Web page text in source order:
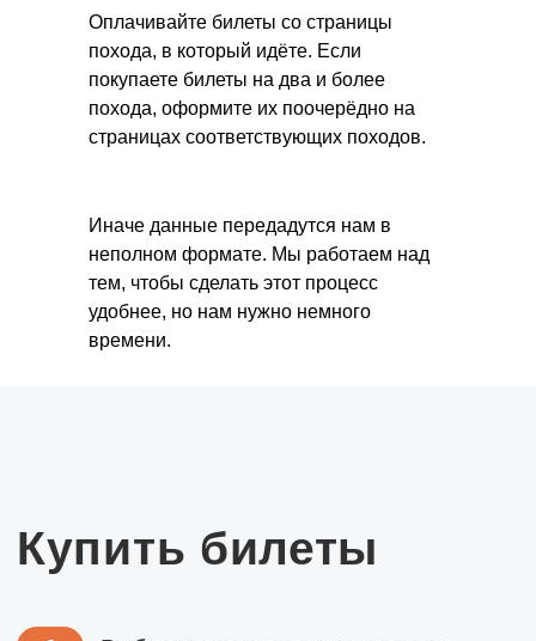
Оплачивайте билеты со страницы
похода, в который идёте. Если
покупаете билеты на два и более
похода, оформите их поочерёдно на
страницах соответствующих походов.
Иначе данные передадутся нам в
неполном формате. Мы работаем над
тем, чтобы сделать этот процесс
удобнее, но нам нужно немного
времени.